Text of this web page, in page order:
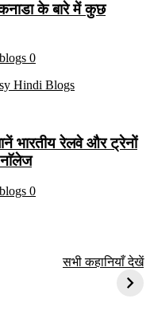
के बारे में कुछ
0
रेलवे और ट्रेनों
0
ऐतिहासिक स्थान
सभी कहानियाँ देखें